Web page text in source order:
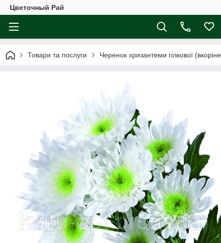
Цветочный Рай
Товари та послуги Черенок хризантеми гілкової